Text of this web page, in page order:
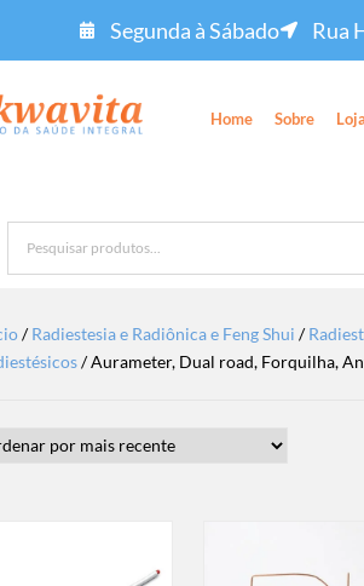
Segunda à Sábado Rua
Home Sobre Loja
/Radiestesia e Radiônica e Feng Shui /
/ Aurameter, Dual road, Forquilha,